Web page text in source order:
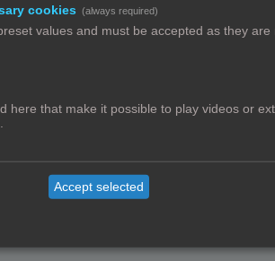
De informatie over u wordt u op verzoek
met de manier waarop 3DPrintforum.eu uw
over de manier waarop 3DPrintforum.eu omgaat
zich uitdrukkelijk akkoord met de volgende
Uiteraard is deze informatie richtinggevend
wijzen we elke
mogelijk te laten verlopen en cookies geven
cookies (always required)
values and must be accepted as they are
here that make it possible to play videos or
Accept selected